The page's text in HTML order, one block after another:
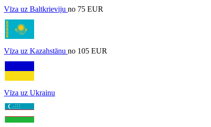
Vīza uz Baltkrieviju no 75 EUR
Vīza uz Kazahstānu no 105 EUR
Vīza uz Ukrainu